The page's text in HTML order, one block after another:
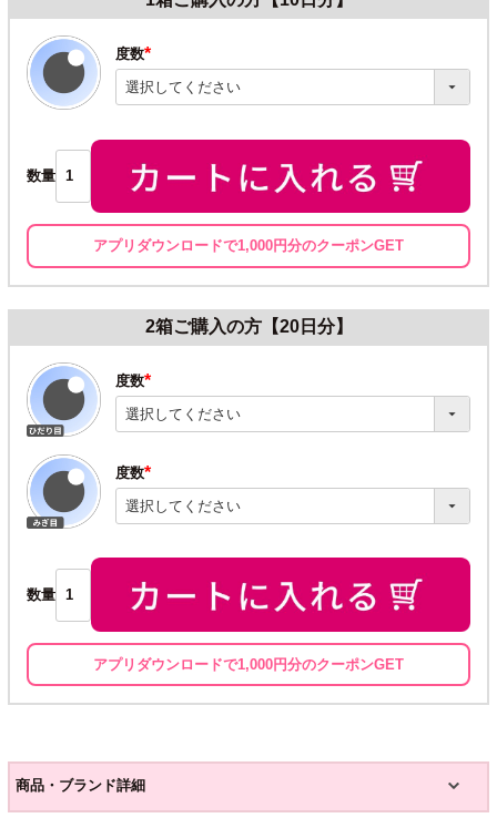
度数
(必
須)
数量
アプリダウンロードで1,000円分のクーポンGET
2箱ご購入の方【20日分】
度数
(必
須)
度数
(必
須)
数量
アプリダウンロードで1,000円分のクーポンGET
商品・ブランド詳細